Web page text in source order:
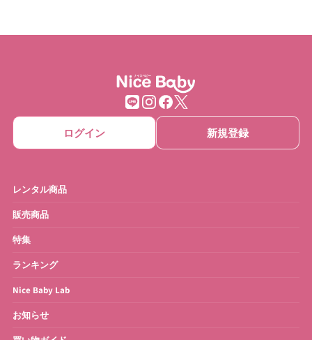
ログイン 新規登録
レンタル商品
販売商品
特集
ランキング
Nice Baby Lab
お知らせ